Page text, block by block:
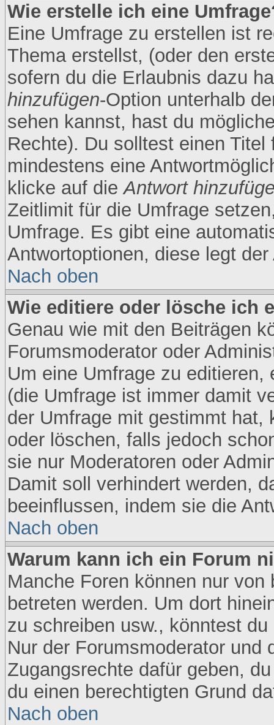
Wie erstelle ich eine
Eine Umfrage zu erstellen ist
Thema erstellst, (oder den
sofern du die Erlaubnis dazu
hinzufügen-Option unterhalb
sehen kannst, hast du
Rechte). Du solltest einen
mindestens eine
klicke auf dieAntwort
Zeitlimit für die Umfrage
Umfrage. Es gibt eine
Antwortoptionen, diese legt
Nach oben
Wie editiere oder lösche ich
Genau wie mit den Beiträgen
Forumsmoderator oder
Um eine Umfrage zu
(die Umfrage ist immer damit
der Umfrage mit gestimmt hat,
oder löschen, falls jedoch
sie nur Moderatoren oder
Damit soll verhindert werden,
beeinflussen, indem sie die
Nach oben
Warum kann ich ein Forum
Manche Foren können nur
betreten werden. Um dort
zu schreiben usw., könntest
Nur der Forumsmoderator und
Zugangsrechte dafür geben,
du einen berechtigten Grund
Nach oben